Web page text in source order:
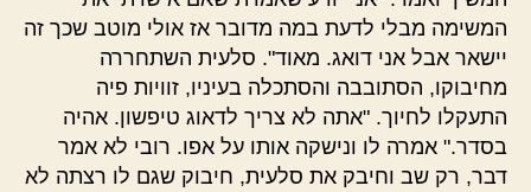
המשימה מבלי לדעת במה מדובר אז אולי מוטב שכך זה
יישאר אבל אני דואג. מאוד". סלעית השתחררה
מחיבוקו, הסתובבה והסתכלה בעיניו, זוויות פיה
התעקלו לחיוך. "אתה לא צריך לדאוג טיפשון. אהיה
בסדר." אמרה לו ונישקה אותו על אפו. רובי לא אמר
דבר, רק שב וחיבק את סלעית, חיבוק שגם לו רצתה לא